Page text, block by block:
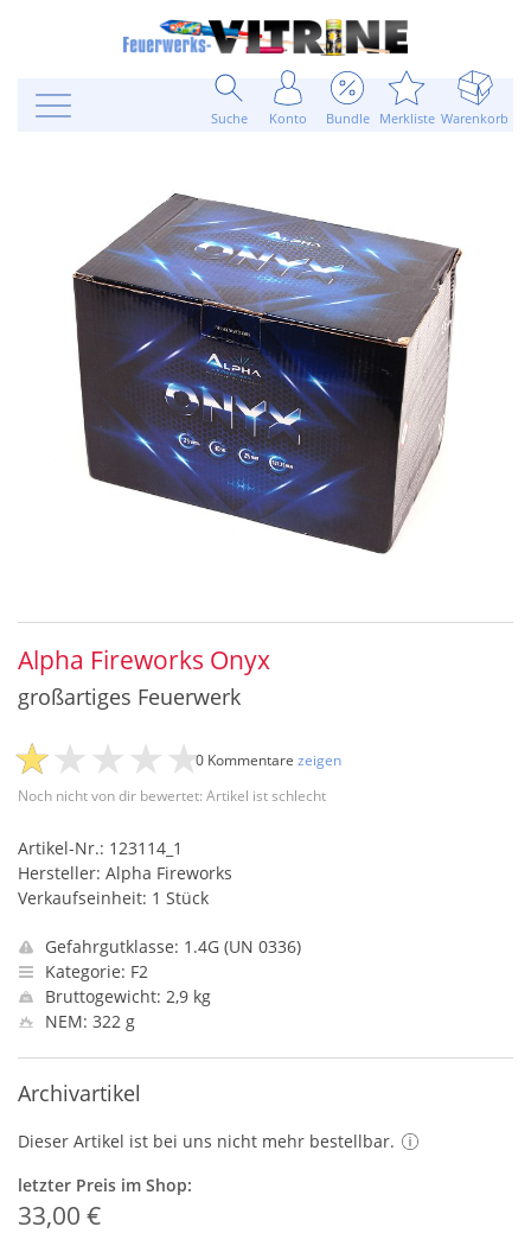
Suche Konto Bundle Merkliste Warenkorb
Alpha Fireworks Onyx
großartiges Feuerwerk
Noch nicht von dir bewertet: Artikel ist schlecht
0 Kommentare zeigen
Artikel-Nr.: 123114_1
Hersteller: Alpha Fireworks
Verkaufseinheit: 1 Stück
Gefahrgutklasse: 1.4G (UN 0336)
Kategorie: F2
Bruttogewicht: 2,9 kg
NEM: 322 g
Archivartikel
Dieser Artikel ist bei uns nicht mehr bestellbar.
letzter Preis im Shop:
33,00 €